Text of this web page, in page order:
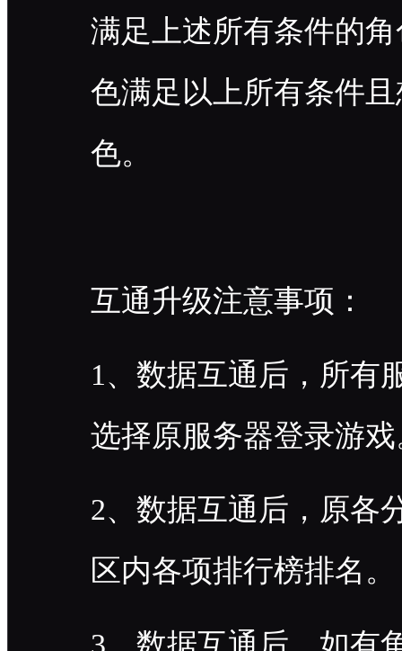
满足上述所有条件的
色满足以上所有条件
色。
互通升级注意事项：
1、数据互通后，所有
选择原服务器登录游
2、数据互通后，原各
区内各项排行榜排名。
3、数据互通后，如有